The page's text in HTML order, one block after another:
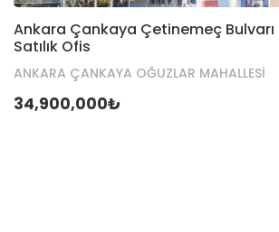
Ankara Çankaya Çetinemeç Bulvarı
Satılık Ofis
ANKARA ÇANKAYA OĞUZLAR MAHALLESİ
34,900,000₺